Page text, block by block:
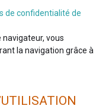
de confidentialité de
navigateur, vous
la navigation grâce à